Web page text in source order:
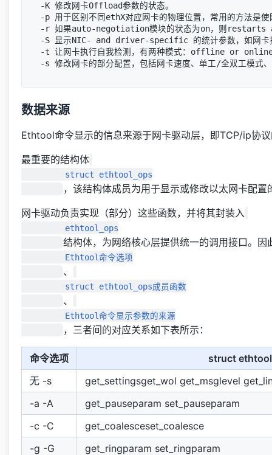
-K 修改网卡Offload参数的状态。
-p 用于区别不同ethX对应网卡的物理位置，常用的方法是
-r 如果auto-negotiation模块的状态为on，则
-S 显示NIC- and driver-specific 的统计参数，如网卡接
-t 让网卡执行自我检测，有两种模式：offline or
数据来源
Ethtool命令显示的信息来源于网卡驱动层，即TCP/ip协
最重要的结构体
，该结构体成员为用于显示或修改以太网卡配
网卡驱动负责实现（部分）这些函数，并将其封装入
结构体，为网络核心层提供统一的调用接口。
、
、
，三者间的对应关系如下表所示：
命令选项
struct
无 -s
get_settingsget_wol get_msglevel
-a -A
get_pauseparam set_pauseparam
-c -C
get_coalesceset_coalesce
-g -G
get_ringparam set_ringparam